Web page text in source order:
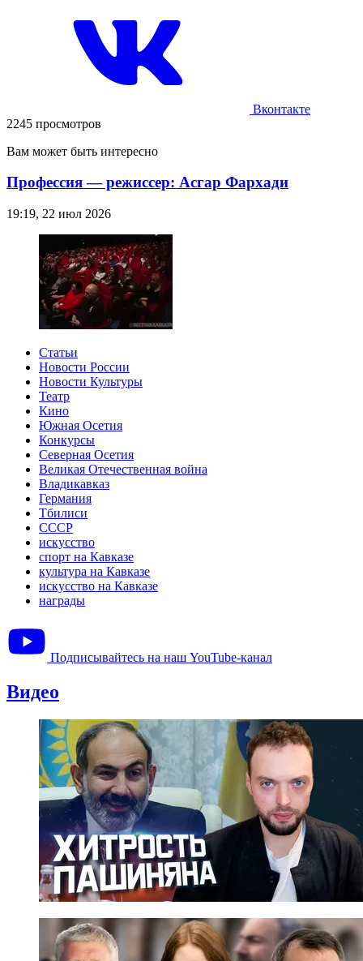
Вконтакте
2245 просмотров
Вам может быть интересно
Профессия — режиссер: Асгар Фархади
19:19, 22 июл 2026
Статьи
Новости России
Новости Культуры
Театр
Кино
Южная Осетия
Конкурсы
Северная Осетия
Великая Отечественная война
Владикавказ
Германия
Тбилиси
СССР
искусство
спорт на Кавказе
культура на Кавказе
искусство на Кавказе
награды
Подписывайтесь на наш YouTube-канал
Видео